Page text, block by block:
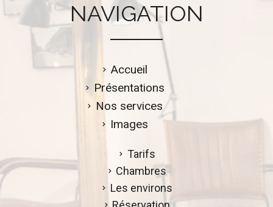
NAVIGATION
Accueil
Présentations
Nos services
Images
Tarifs
Chambres
Les environs